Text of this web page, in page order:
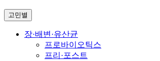
고민별
장·배변·유산균
프로바이오틱스
프리·포스트